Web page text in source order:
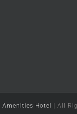
Amenities Hotel | All